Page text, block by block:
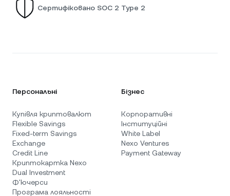
Сертифіковано SOC 2 Type 2
Персональні
Купівля криптовалют
Flexible Savings
Fixed-term Savings
Exchange
Credit Line
Криптокартка Nexo
Dual Investment
Ф'ючерси
Програма лояльності
Бізнес
Корпоративні
Інституційні
White Label
Nexo Ventures
Payment Gateway